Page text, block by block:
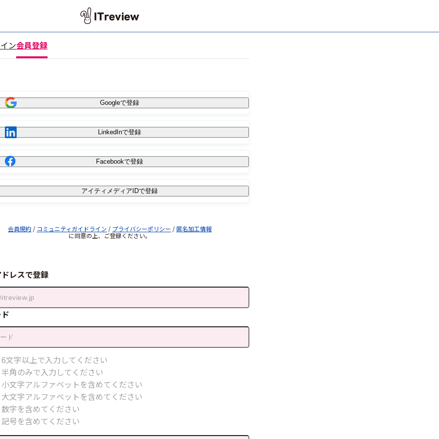
ン会員登録
Googleで登録
LinkedInで登録
Facebookで登録
アイティメディアIDで登録
会員規約 / コミュニティガイドライン / プライバシーポリシー /匿名加工情報
に同意の上、ご登録ください。
レスで登録
6文字以上で入力してください
半角のみで入力してください
小文字アルファベットを含めてください
大文字アルファベットを含めてください
数字を含めてください
記号を含めてください